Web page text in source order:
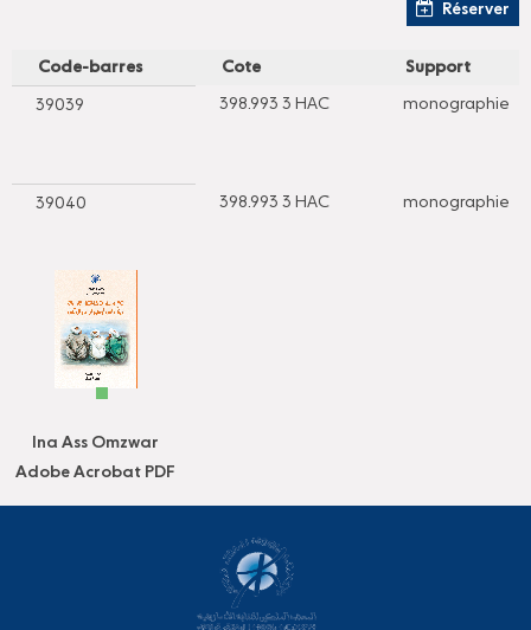
Réserver
Code-barres Cote Support
39039 398.993 3 HAC monographie
39040 398.993 3 HAC monographie
Ina Ass Omzwar
Adobe Acrobat PDF